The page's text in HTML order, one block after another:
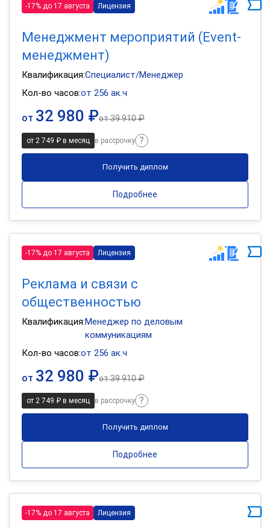
-17% до 17 августа Лицензия
Менеджмент мероприятий (Event-
менеджмент)
Квалификация:Специалист/Менеджер
Кол-во часов:от 256 ак.ч
от 32 980 ₽от39 910 ₽
от 2 749 ₽ в месяц в рассрочку
Получить диплом
Подробнее
-17% до 17 августа Лицензия
Реклама и связи с
общественностью
Квалификация:Менеджер по деловым
коммуникациям
Кол-во часов:от 256 ак.ч
от 32 980 ₽от39 910 ₽
от 2 749 ₽ в месяц в рассрочку
Получить диплом
Подробнее
-17% до 17 августа Лицензия